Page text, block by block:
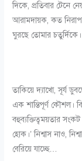
দিকে, প্রতিবার টেনে
আরামদায়ক, কত
ঘুরছে তোমার
তাকিয়ে দ্যাখো, সূর্য
এক শান্তিপূর্ণ
বহুব্যক্তিত্বময়তার
হোক।’ নিশ্বাস নাও,
বেরিয়ে যাচ্ছে…